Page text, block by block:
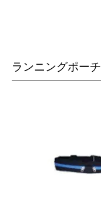
​ランニングポーチ